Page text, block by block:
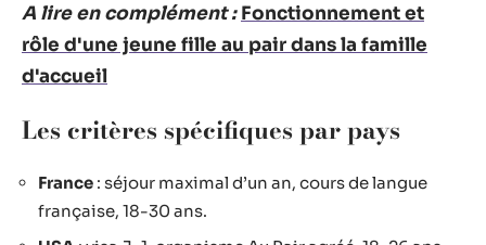
A lire en complément : Fonctionnement et
rôle d'une jeune fille au pair dans la famille
d'accueil
Les critères spécifiques par pays
France : séjour maximal d’un an, cours de langue
française, 18-30 ans.